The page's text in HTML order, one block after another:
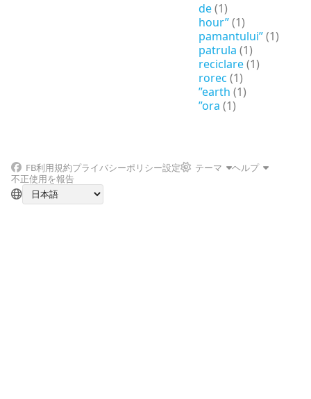
de(1)
hour”(1)
pamantului”(1)
patrula (1)
reciclare(1)
rorec (1)
”earth (1)
”ora (1)
FB利用規約プライバシーポリシー設定 テーマ
ヘルプ
不正使用を報告